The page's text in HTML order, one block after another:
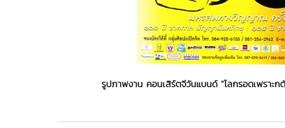
รูปภาพงาน คอนเสิร์ตจีวันแบนด์ "โลกรอดเพรา